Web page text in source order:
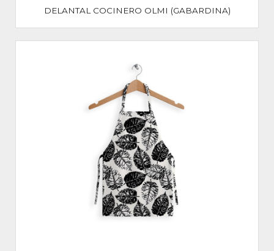
DELANTAL COCINERO OLMI (GABARDINA)